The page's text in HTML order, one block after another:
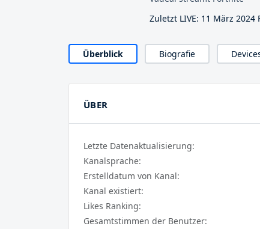
Zuletzt LIVE: 11 März 2024
Überblick Biografie
ÜBER
Letzte Datenaktualisierung:
Kanalsprache:
Erstelldatum von Kanal:
Kanal existiert:
Likes Ranking:
Gesamtstimmen der Benutzer: